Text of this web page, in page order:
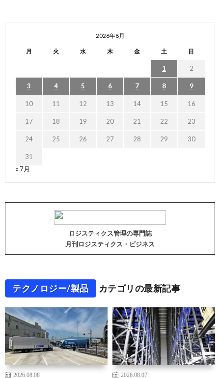
2026年8月
月 火 水 木 金 土 日
1 2
3 4 5 6 7 8 9
10 11 12 13 14 15 16
17 18 19 20 21 22 23
24 25 26 27 28 29 30
31
« 7月
ロジスティクス管理の専門誌
月刊ロジスティクス・ビジネス
テクノロジー/製品 カテゴリの最新記事
2026.08.08
2026.08.07